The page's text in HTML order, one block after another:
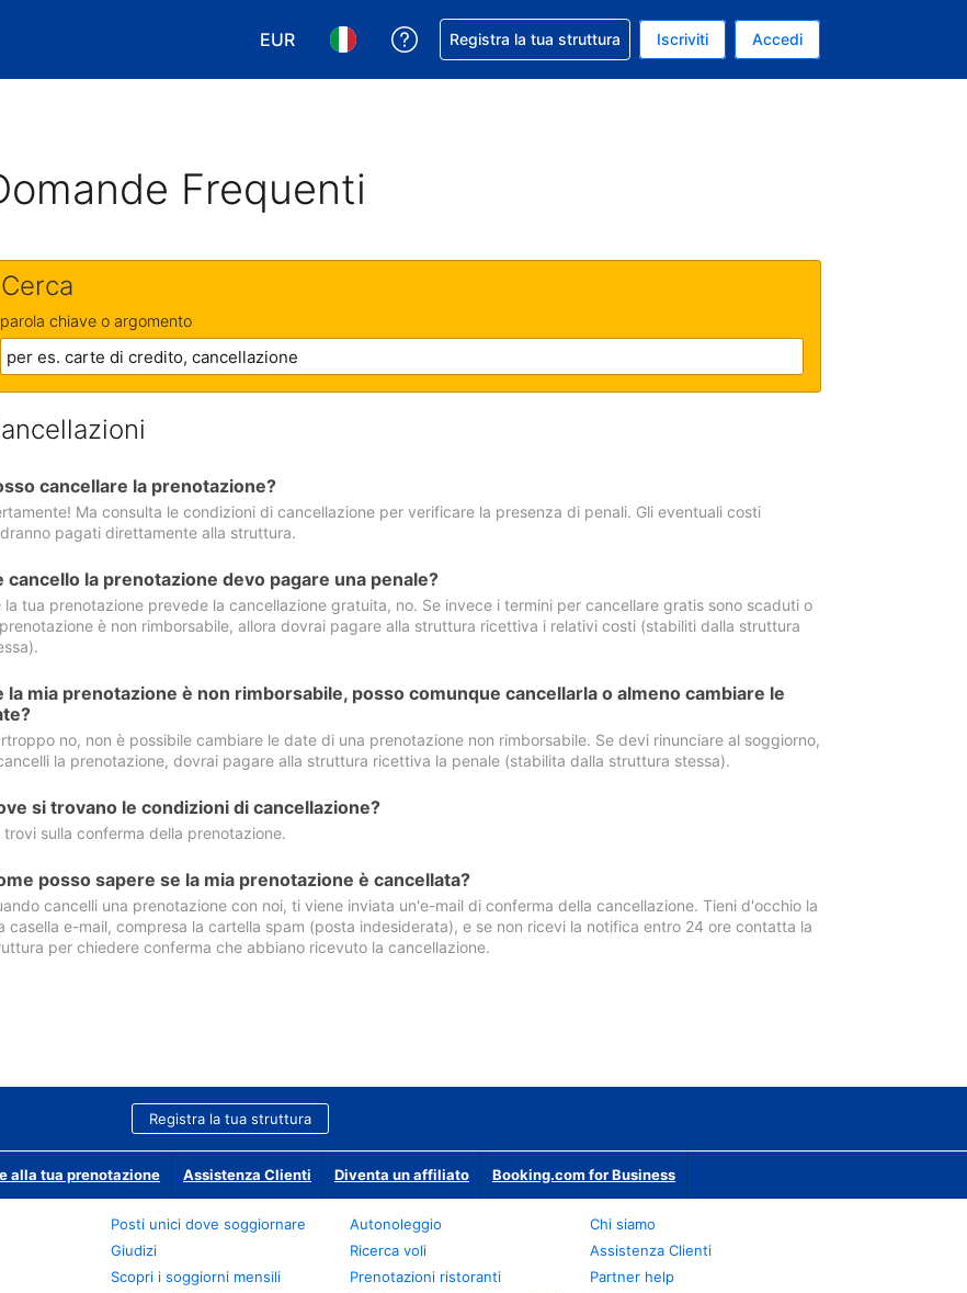
EUR
Scegli la tua valuta. Valuta attuale: Euro
Scegli la tua lingua. Lingua attuale: Italiano
Ricevi aiuto con la prenotazione
Registra la tua struttura Iscriviti Accedi
Frequenti
Cerca
parola chiave o argomento
cancellare la prenotazione?
Ma consulta le condizioni di cancellazione per verificare la presenza di penali. Gli eventuali costi
pagati direttamente alla struttura.
cancello la prenotazione devo pagare una penale?
la tua prenotazione prevede la cancellazione gratuita, no. Se invece i termini per cancellare gratis sono scaduti o
è non rimborsabile, allora dovrai pagare alla struttura ricettiva i relativi costi (stabiliti dalla struttura
la mia prenotazione è non rimborsabile, posso comunque cancellarla o almeno cambiare le
no, non è possibile cambiare le date di una prenotazione non rimborsabile. Se devi rinunciare al soggiorno,
la prenotazione, dovrai pagare alla struttura ricettiva la penale (stabilita dalla struttura stessa).
si trovano le condizioni di cancellazione?
trovi sulla conferma della prenotazione.
posso sapere se la mia prenotazione è cancellata?
cancelli una prenotazione con noi, ti viene inviata un'e-mail di conferma della cancellazione. Tieni d'occhio la
casella e-mail, compresa la cartella spam (posta indesiderata), e se non ricevi la notifica entro 24 ore contatta la
per chiedere conferma che abbiano ricevuto la cancellazione.
Registra la tua struttura
alla tua prenotazione Assistenza Clienti Diventa un affiliato Booking.com for Business
Posti unici dove soggiornare
Giudizi
Scopri i soggiorni mensili
Autonoleggio
Ricerca voli
Prenotazioni ristoranti
Chi siamo
Assistenza Clienti
Partner help